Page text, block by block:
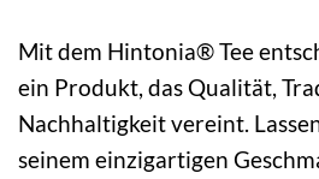
Mit dem Hintonia® Tee
ein Produkt, das Qualität,
Nachhaltigkeit vereint.
seinem einzigartigen